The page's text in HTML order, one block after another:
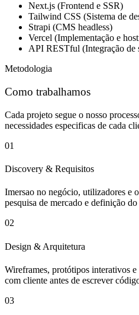
Next.js (Frontend e SSR)
Tailwind CSS (Sistema de
Strapi (CMS headless)
Vercel (Implementação e
API RESTful (Integração de
Metodologia
Como trabalhamos
Cada projeto segue o nosso
necessidades especificas de cada
01
Discovery & Requisitos
Imersao no negócio, utilizadores e
pesquisa de mercado e definição
02
Design & Arquitetura
Wireframes, protótipos interativos
com cliente antes de escrever
03